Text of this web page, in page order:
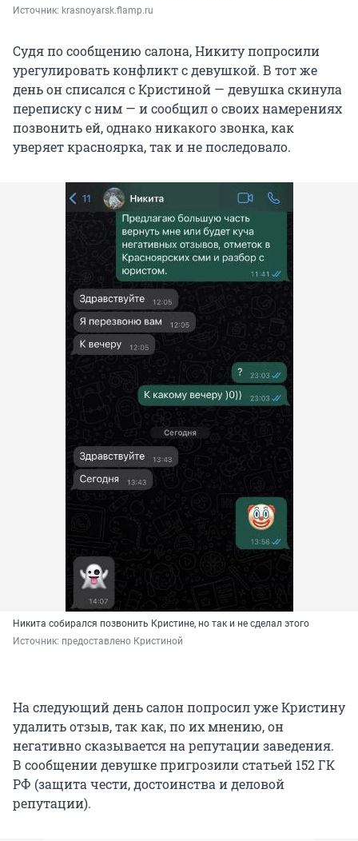
Источник: krasnoyarsk.flamp.ru
Судя по сообщению салона, Никиту попросили
урегулировать конфликт с девушкой. В тот же
день он списался с Кристиной — девушка скинула
переписку с ним — и сообщил о своих намерениях
позвонить ей, однако никакого звонка, как
уверяет красноярка, так и не последовало.
Никита собирался позвонить Кристине, но так и не сделал этого
Источник: предоставлено Кристиной
На следующий день салон попросил уже Кристину
удалить отзыв, так как, по их мнению, он
негативно сказывается на репутации заведения.
В сообщении девушке пригрозили статьей 152 ГК
РФ (защита чести, достоинства и деловой
репутации).